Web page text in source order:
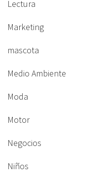
Lectura
Marketing
mascota
Medio Ambiente
Moda
Motor
Negocios
Niños